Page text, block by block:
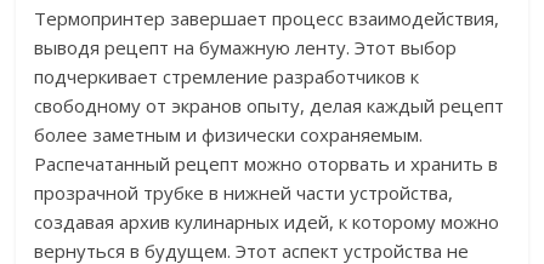
Термопринтер завершает процесс взаимодействия,
выводя рецепт на бумажную ленту. Этот выбор
подчеркивает стремление разработчиков к
свободному от экранов опыту, делая каждый рецепт
более заметным и физически сохраняемым.
Распечатанный рецепт можно оторвать и хранить в
прозрачной трубке в нижней части устройства,
создавая архив кулинарных идей, к которому можно
вернуться в будущем. Этот аспект устройства не